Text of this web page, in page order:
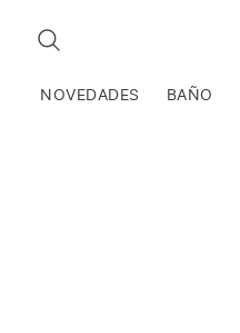
BUSCAR
NOVEDADES BAÑO